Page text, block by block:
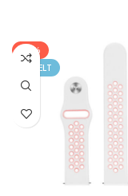
-40%
KIEMELT